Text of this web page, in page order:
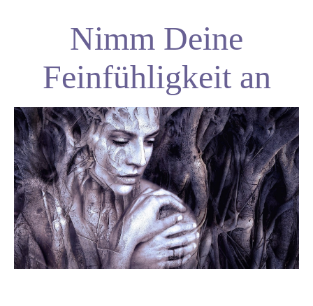
Nimm Deine
Feinfühligkeit an